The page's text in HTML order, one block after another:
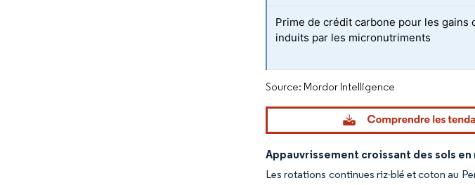
Prime de crédit carbone pour les gains
induits par les micronutriments
Source: Mordor Intelligence
Appauvrissement croissant des sols
Les rotations continues riz-blé et coton au